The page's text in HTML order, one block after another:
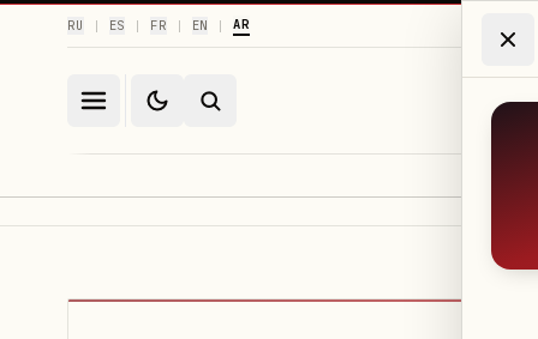
AR
|
EN
|
FR
|
ES
|
RU